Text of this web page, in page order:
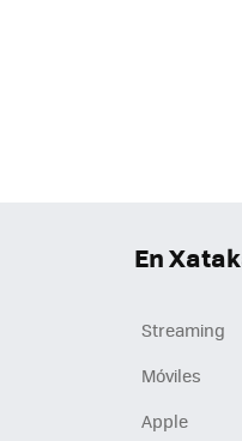
En
Streaming
Móviles
Apple